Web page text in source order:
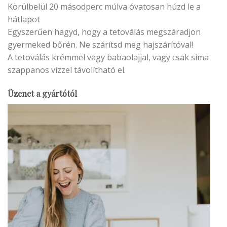
Körülbelül 20 másodperc múlva óvatosan húzd le a
hátlapot
Egyszerűen hagyd, hogy a tetoválás megszáradjon
gyermeked bőrén. Ne szárítsd meg hajszárítóval!
A tetoválás krémmel vagy babaolajjal, vagy csak sima
szappanos vízzel távolítható el.
Üzenet a gyártótól